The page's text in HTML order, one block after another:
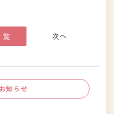
覧
知らせ